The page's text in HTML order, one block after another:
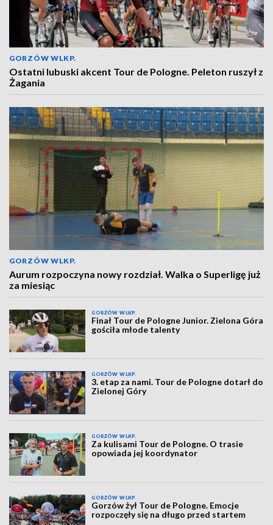
GORZÓW WLKP.
Ostatni lubuski akcent Tour de Pologne. Peleton ruszył z
Żagania
GORZÓW WLKP.
Aurum rozpoczyna nowy rozdział. Walka o Superligę już
za miesiąc
GORZÓW WLKP.
Finał Tour de Pologne Junior. Zielona Góra
gościła młode talenty
GORZÓW WLKP.
3. etap za nami. Tour de Pologne dotarł do
Zielonej Góry
GORZÓW WLKP.
Za kulisami Tour de Pologne. O trasie
opowiada jej koordynator
GORZÓW WLKP.
Gorzów żył Tour de Pologne. Emocje
rozpoczęły się na długo przed startem